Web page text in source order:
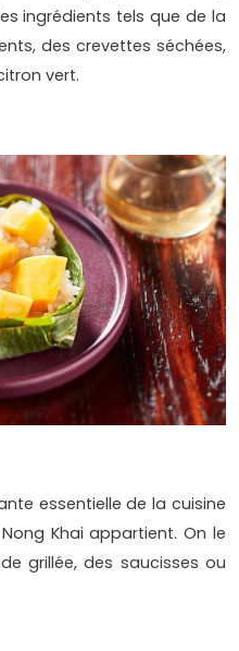
ingrédients tels que de la
des crevettes séchées,
vert.
essentielle de la cuisine
Khai appartient. On le
grillée, des saucisses ou